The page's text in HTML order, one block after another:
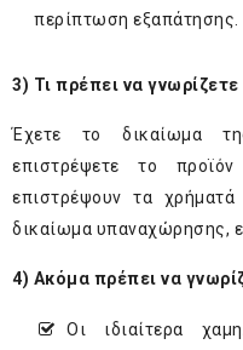
περίπτωση εξαπάτησης.
3) Τι πρέπει να
Έχετε το δικαίωμα
επιστρέψετε το
επιστρέψουν τα
δικαίωμα υπαναχώρησης,
4) Ακόμα πρέπει να
Οι ιδιαίτερα